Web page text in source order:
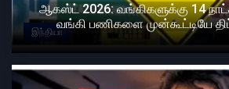
இந்தியா
ஆகஸ்ட் 2026: வங்கிகளுக்கு 14
வங்கி பணிகளை முன்கூட்டியே